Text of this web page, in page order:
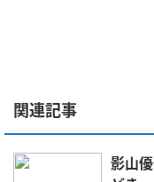
関連記事
影山